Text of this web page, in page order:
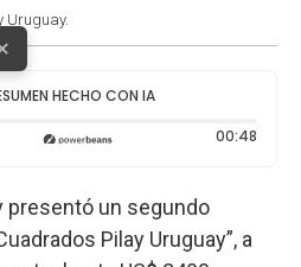
Uruguay.
HECHO CON IA
transcurrido: 0 segundos 00:48
presentó un segundo
Pilay Uruguay”, a